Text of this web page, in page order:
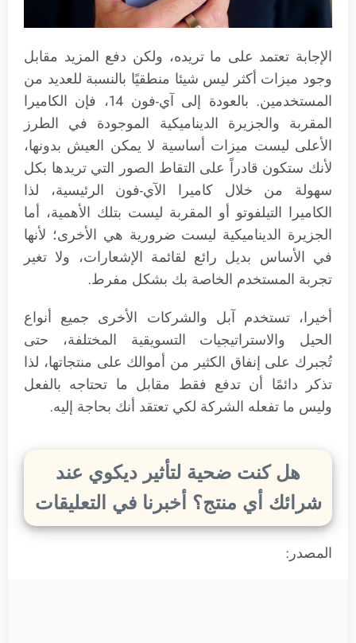
الإجابة تعتمد على ما تريده، ولكن دفع المزيد مقابل
وجود ميزات أكثر ليس شيئا منطقيًا بالنسبة للعديد من
المستخدمين. بالعودة إلى آي-فون 14، فإن الكاميرا
المقربة والجزيرة الديناميكية الموجودة في الطرز
الأعلى ليست ميزات أساسية لا يمكن العيش بدونها،
لأنك ستكون قادراً على التقاط الصور التي تريدها بكل
سهولة من خلال كاميرا الآي-فون الرئيسية، لذا
الكاميرا التيلفوتو أو المقربة ليست بتلك الأهمية، أما
الجزيرة الديناميكية ليست ضرورية هي الأخرى؛ لأنها
في الأساس بديل رائع لقائمة الإشعارات، ولا تغير
تجربة المستخدم الخاصة بك بشكل مفرط.
أخيرا، تستخدم آبل والشركات الأخرى جميع أنواع
الحيل والاستراتيجيات التسويقية المختلفة، حتى
تُجبرك على إنفاق الكثير من أموالك على منتجاتها، لذا
تذكر دائمًا أن تدفع فقط مقابل ما تحتاجه بالفعل
وليس ما تفعله الشركة لكي تعتقد أنك بحاجة إليه.
هل كنت ضحية لتأثير ديكوي عند
شرائك أي منتج؟ أخبرنا في التعليقات
المصدر: